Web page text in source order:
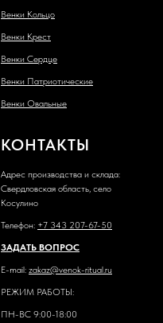
Венки Кольцо
Венки Крест
Венки Сердце
Венки Патриотические
Венки Овальные
КОНТАКТЫ
Адрес производства и склада:
Свердловская область, село
Косулино
Телефон: +7 343 207-67-50
ЗАДАТЬ ВОПРОС
E-mail: zakaz@venok-ritual.ru
РЕЖИМ РАБОТЫ:
ПН-ВС 9:00-18:00